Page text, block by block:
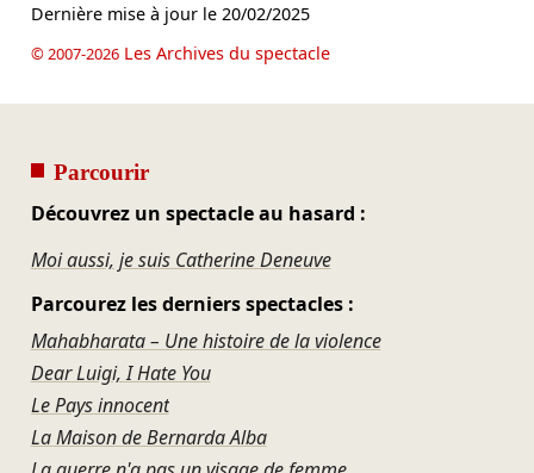
Dernière mise à jour le 20/02/2025
© 2007-2026Les Archives du spectacle
Parcourir
Découvrez un spectacle au hasard :
Moi aussi, je suis Catherine Deneuve
Parcourez les derniers spectacles :
Mahabharata – Une histoire de la violence
Dear Luigi, I Hate You
Le Pays innocent
La Maison de Bernarda Alba